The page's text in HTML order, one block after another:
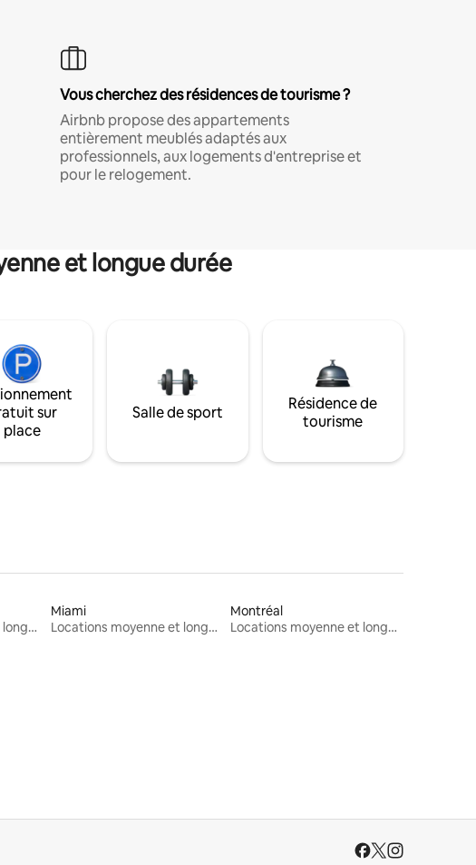
Vous cherchez des résidences de tourisme ?
Airbnb propose des appartements
entièrement meublés adaptés aux
professionnels, aux logements d'entreprise et
pour le relogement.
et longue durée
sur
place
Salle de sport
Résidence de
tourisme
Locations moyenne et longue durée
Miami
Locations moyenne et longue durée
Montréal
Locations moyenne et longue durée